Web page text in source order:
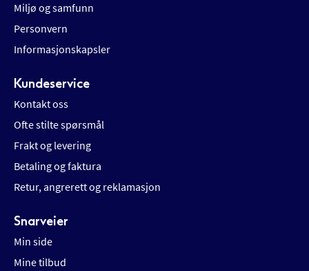
Miljø og samfunn
Personvern
Informasjonskapsler
Kundeservice
Kontakt oss
Ofte stilte spørsmål
Frakt og levering
Betaling og faktura
Retur, angrerett og reklamasjon
Snarveier
Min side
Mine tilbud